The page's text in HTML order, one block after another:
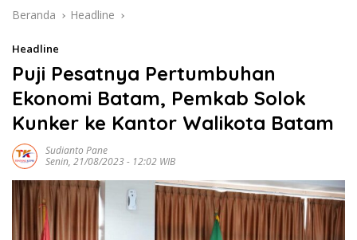
Beranda Headline
Headline
Puji Pesatnya Pertumbuhan
Ekonomi Batam, Pemkab Solok
Kunker ke Kantor Walikota Batam
Sudianto Pane
Senin, 21/08/2023 - 12:02 WIB